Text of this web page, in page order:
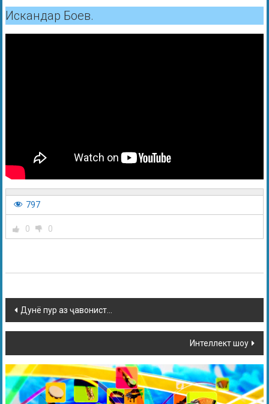
Искандар Боев.
797
0 0
Дунё пур аз ҷавонист…
Интеллект шоу